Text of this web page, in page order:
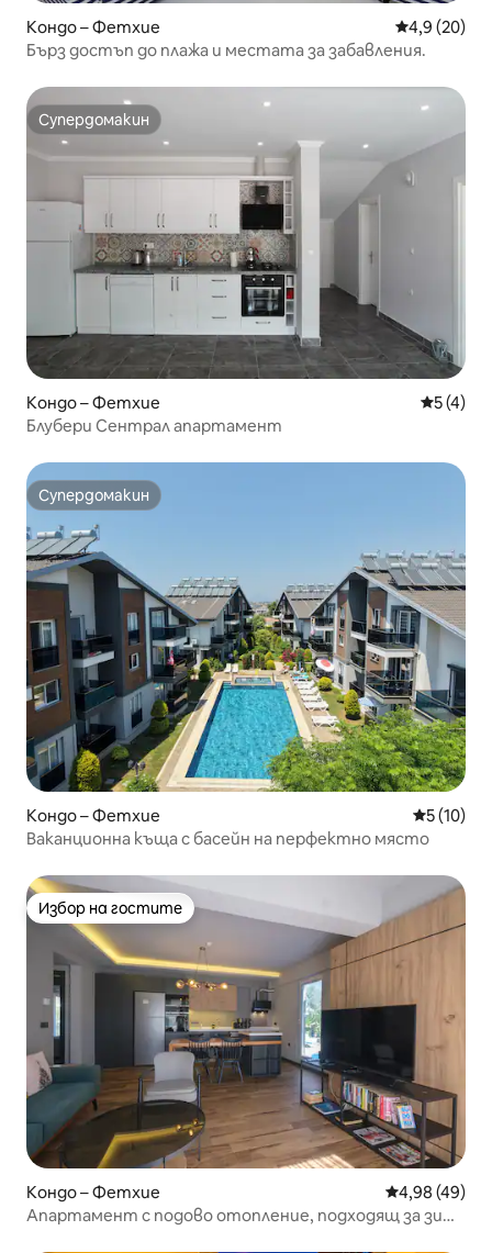
Кондо – Фетхие Средна
4,9 (20)
Бърз достъп до плажа и местата за забавления.
Супердомакин
Супердомакин
Кондо – Фетхие Средна
5 (4)
Блубери Сентрал апартамент
Супердомакин
Супердомакин
Кондо – Фетхие Средна
5 (10)
Ваканционна къща с басейн на перфектно място
Избор на гостите
Избор на гостите
Кондо – Фетхие Средна
4,98 (49)
Апартамент с подово отопление, подходящ за зима